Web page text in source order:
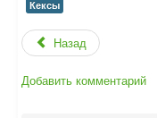
Кексы
Назад
Добавить комментарий